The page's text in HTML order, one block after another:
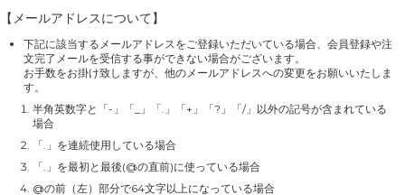
【メールアドレスについて】
下記に該当するメールアドレスをご登録いただいている場合、会員登録や注
文完了メールを受信する事ができない場合がございます。
お手数をお掛け致しますが、他のメールアドレスへの変更をお願いいたしま
す。
半角英数字と「-」「_」「.」「+」「?」「/」以外の記号が含まれている
場合
「.」を連続使用している場合
「.」を最初と最後(@の直前)に使っている場合
@の前（左）部分で64文字以上になっている場合